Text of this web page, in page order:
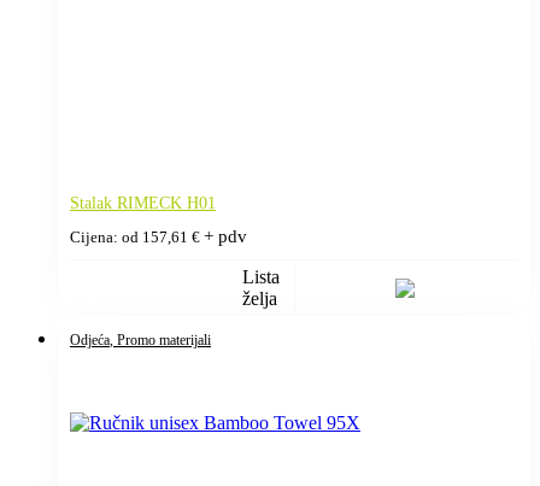
Stalak RIMECK H01
Cijena: od 157,61 € + pdv
Lista
želja
Odjeća, Promo materijali